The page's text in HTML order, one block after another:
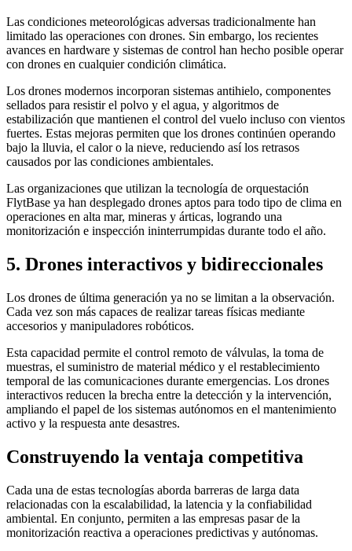
Las condiciones meteorológicas adversas tradicionalmente han
limitado las operaciones con drones. Sin embargo, los recientes
avances en hardware y sistemas de control han hecho posible operar
con drones en cualquier condición climática.
Los drones modernos incorporan sistemas antihielo, componentes
sellados para resistir el polvo y el agua, y algoritmos de
estabilización que mantienen el control del vuelo incluso con vientos
fuertes. Estas mejoras permiten que los drones continúen operando
bajo la lluvia, el calor o la nieve, reduciendo así los retrasos
causados ​​por las condiciones ambientales.
Las organizaciones que utilizan la tecnología de orquestación
FlytBase ya han desplegado drones aptos para todo tipo de clima en
operaciones en alta mar, mineras y árticas, logrando una
monitorización e inspección ininterrumpidas durante todo el año.
5. Drones interactivos y bidireccionales
Los drones de última generación ya no se limitan a la observación.
Cada vez son más capaces de realizar tareas físicas mediante
accesorios y manipuladores robóticos.
Esta capacidad permite el control remoto de válvulas, la toma de
muestras, el suministro de material médico y el restablecimiento
temporal de las comunicaciones durante emergencias. Los drones
interactivos reducen la brecha entre la detección y la intervención,
ampliando el papel de los sistemas autónomos en el mantenimiento
activo y la respuesta ante desastres.
Construyendo la ventaja competitiva
Cada una de estas tecnologías aborda barreras de larga data
relacionadas con la escalabilidad, la latencia y la confiabilidad
ambiental. En conjunto, permiten a las empresas pasar de la
monitorización reactiva a operaciones predictivas y autónomas.